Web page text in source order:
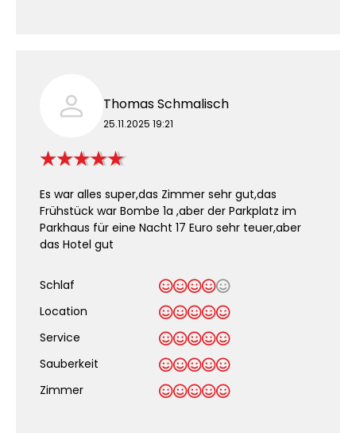
Thomas Schmalisch
25.11.2025 19:21
Es war alles super,das Zimmer sehr gut,das
Frühstück war Bombe 1a ,aber der Parkplatz im
Parkhaus für eine Nacht 17 Euro sehr teuer,aber
das Hotel gut
Schlaf
Location
Service
Sauberkeit
Zimmer